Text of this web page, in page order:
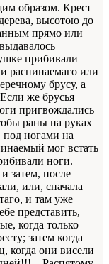
образом. Крест
высотою до
прямо или
прибивали
распинаемаго или
брусу, а
же брусья
пригвождались
раны на руках
под ногами на
мог встать
ноги.
затем, после
или, сначала
и там уже
представить,
когда только
затем когда
когда они висели